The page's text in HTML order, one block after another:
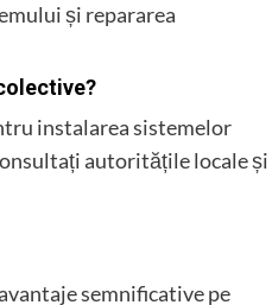
și repararea
instalarea sistemelor
autoritățile locale și
semnificative pe